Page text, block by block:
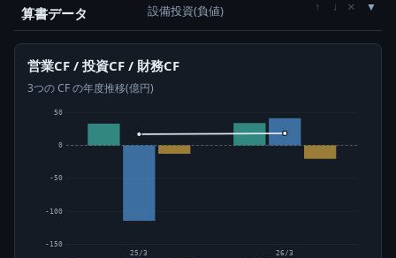
算書データ
設備投資(負値)
↑ ↓ ×
営業CF / 投資CF / 財務CF
3つの CF の年度推移(億円)
-150
-100
-50
0
50
25/3
26/3